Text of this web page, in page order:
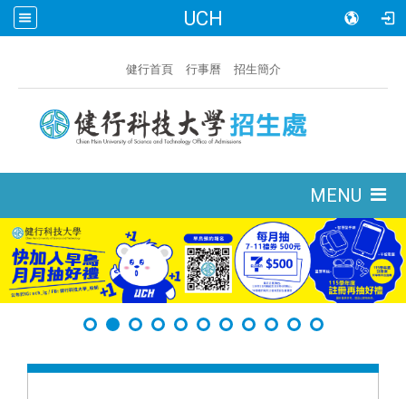
UCH
健行首頁 行事曆 招生簡介
MENU